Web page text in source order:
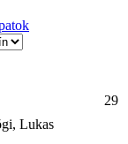
Lukas
29